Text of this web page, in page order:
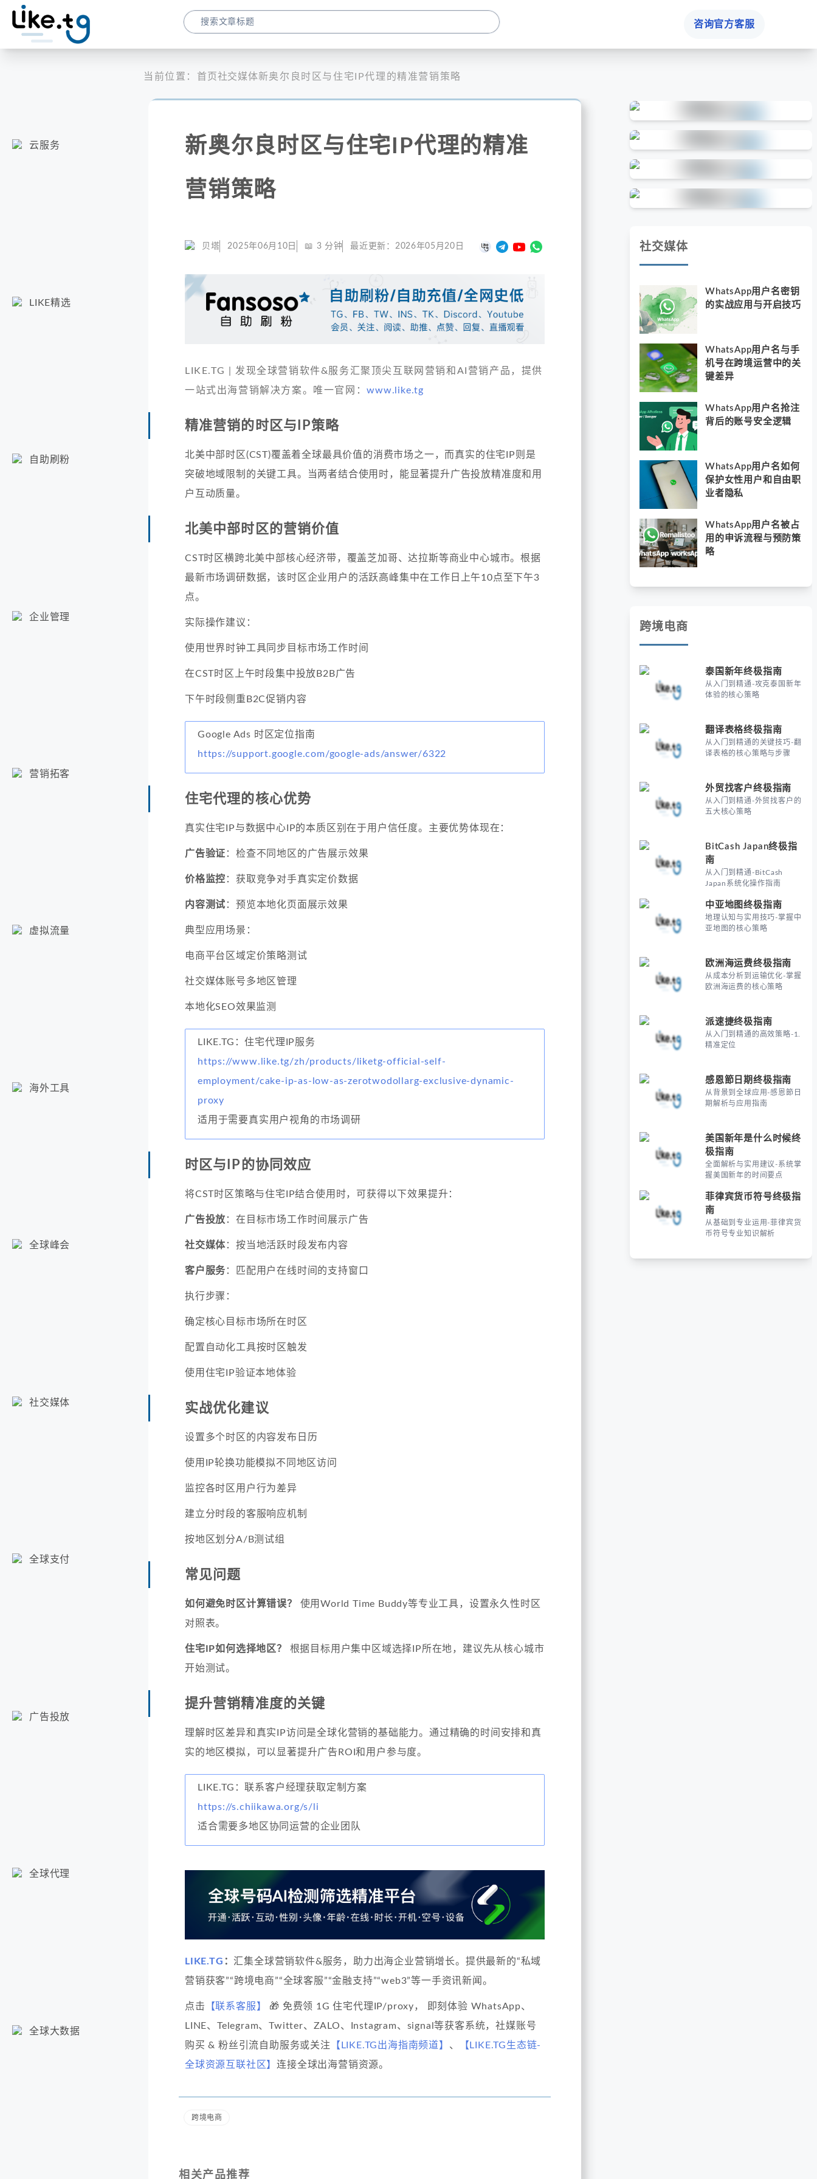
咨询官方客服
云服务
LIKE精选
自助刷粉
企业管理
营销拓客
虚拟流量
海外工具
全球峰会
社交媒体
全球支付
广告投放
全球代理
全球大数据
当前位置： 首页社交媒体新奥尔良时区与住宅IP代理的精准营销策略
新奥尔良时区与住宅IP代理的精准
营销策略
贝塔 2025年06月10日 📖 3 分钟 最近更新： 2026年05月20日
LIKE.TG | 发现全球营销软件&服务汇聚顶尖互联网营销和AI营销产品，提供
一站式出海营销解决方案。唯一官网：www.like.tg
精准营销的时区与IP策略
北美中部时区(CST)覆盖着全球最具价值的消费市场之一，而真实的住宅IP则是
突破地域限制的关键工具。当两者结合使用时，能显著提升广告投放精准度和用
户互动质量。
北美中部时区的营销价值
CST时区横跨北美中部核心经济带，覆盖芝加哥、达拉斯等商业中心城市。根据
最新市场调研数据，该时区企业用户的活跃高峰集中在工作日上午10点至下午3
点。
实际操作建议：
使用世界时钟工具同步目标市场工作时间
在CST时区上午时段集中投放B2B广告
下午时段侧重B2C促销内容
Google Ads 时区定位指南
https://support.google.com/google-ads/answer/6322
住宅代理的核心优势
真实住宅IP与数据中心IP的本质区别在于用户信任度。主要优势体现在：
广告验证 ：检查不同地区的广告展示效果
价格监控 ：获取竞争对手真实定价数据
内容测试 ：预览本地化页面展示效果
典型应用场景：
电商平台区域定价策略测试
社交媒体账号多地区管理
本地化SEO效果监测
LIKE.TG：住宅代理IP服务
https://www.like.tg/zh/products/liketg-official-self-
employment/cake-ip-as-low-as-zerotwodollarg-exclusive-dynamic-
proxy
适用于需要真实用户视角的市场调研
时区与IP的协同效应
将CST时区策略与住宅IP结合使用时，可获得以下效果提升：
广告投放 ：在目标市场工作时间展示广告
社交媒体 ：按当地活跃时段发布内容
客户服务 ：匹配用户在线时间的支持窗口
执行步骤：
确定核心目标市场所在时区
配置自动化工具按时区触发
使用住宅IP验证本地体验
实战优化建议
设置多个时区的内容发布日历
使用IP轮换功能模拟不同地区访问
监控各时区用户行为差异
建立分时段的客服响应机制
按地区划分A/B测试组
常见问题
如何避免时区计算错误？
使用World Time Buddy等专业工具，设置永久性时区
对照表。
住宅IP如何选择地区？
根据目标用户集中区域选择IP所在地，建议先从核心城市
开始测试。
提升营销精准度的关键
理解时区差异和真实IP访问是全球化营销的基础能力。通过精确的时间安排和真
实的地区模拟，可以显著提升广告ROI和用户参与度。
LIKE.TG：联系客户经理获取定制方案
https://s.chiikawa.org/s/li
适合需要多地区协同运营的企业团队
LIKE.TG ： 汇集全球营销软件&服务，助力出海企业营销增长。提供最新的“私域
营销获客”“跨境电商”“全球客服”“金融支持”“web3”等一手资讯新闻。
点击 【联系客服】
🎁 免费领 1G 住宅代理IP/proxy， 即刻体验 WhatsApp、
LINE、Telegram、Twitter、ZALO、Instagram、signal等获客系统，社媒账号
购买 & 粉丝引流自助服务或关注
【LIKE.TG出海指南频道】 、
【LIKE.TG生态链-
全球资源互联社区】连接全球出海营销资源。
跨境电商
相关产品推荐
社交媒体
WhatsApp用户名密钥
的实战应用与开启技巧
WhatsApp用户名与手
机号在跨境运营中的关
键差异
WhatsApp用户名抢注
背后的账号安全逻辑
WhatsApp用户名如何
保护女性用户和自由职
业者隐私
WhatsApp用户名被占
用的申诉流程与预防策
略
跨境电商
泰国新年终极指南
从入门到精通-攻克泰国新年
体验的核心策略
翻译表格终极指南
从入门到精通的关键技巧-翻
译表格的核心策略与步骤
外贸找客户终极指南
从入门到精通-外贸找客户的
五大核心策略
BitCash Japan终极指
南
从入门到精通-BitCash
Japan系统化操作指南
中亚地图终极指南
地理认知与实用技巧-掌握中
亚地图的核心策略
欧洲海运费终极指南
从成本分析到运输优化-掌握
欧洲海运费的核心策略
派速捷终极指南
从入门到精通的高效策略-1.
精准定位
感恩節日期终极指南
从背景到全球应用-感恩節日
期解析与应用指南
美国新年是什么时候终
极指南
全面解析与实用建议-系统掌
握美国新年的时间要点
菲律宾货币符号终极指
南
从基础到专业运用-菲律宾货
币符号专业知识解析